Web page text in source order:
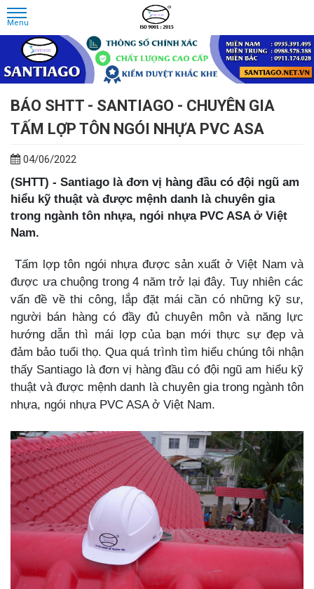
BÁO SHTT - SANTIAGO - CHUYÊN GIA
TẤM LỢP TÔN NGÓI NHỰA PVC ASA
04/06/2022
(SHTT) - Santiago là đơn vị hàng đầu có đội ngũ am
hiểu kỹ thuật và được mệnh danh là chuyên gia
trong ngành tôn nhựa, ngói nhựa PVC ASA ở Việt
Nam.
Tấm lợp tôn ngói nhựa được sản xuất ở Việt Nam và
được ưa chuộng trong 4 năm trở lại đây. Tuy nhiên các
vấn đề về thi công, lắp đặt mái cần có những kỹ sư,
người bán hàng có đầy đủ chuyên môn và năng lực
hướng dẫn thì mái lợp của bạn mới thực sự đẹp và
đảm bảo tuổi thọ. Qua quá trình tìm hiểu chúng tôi nhận
thấy Santiago là đơn vị hàng đầu có đội ngũ am hiểu kỹ
thuật và được mệnh danh là chuyên gia trong ngành tôn
nhựa, ngói nhựa PVC ASA ở Việt Nam.